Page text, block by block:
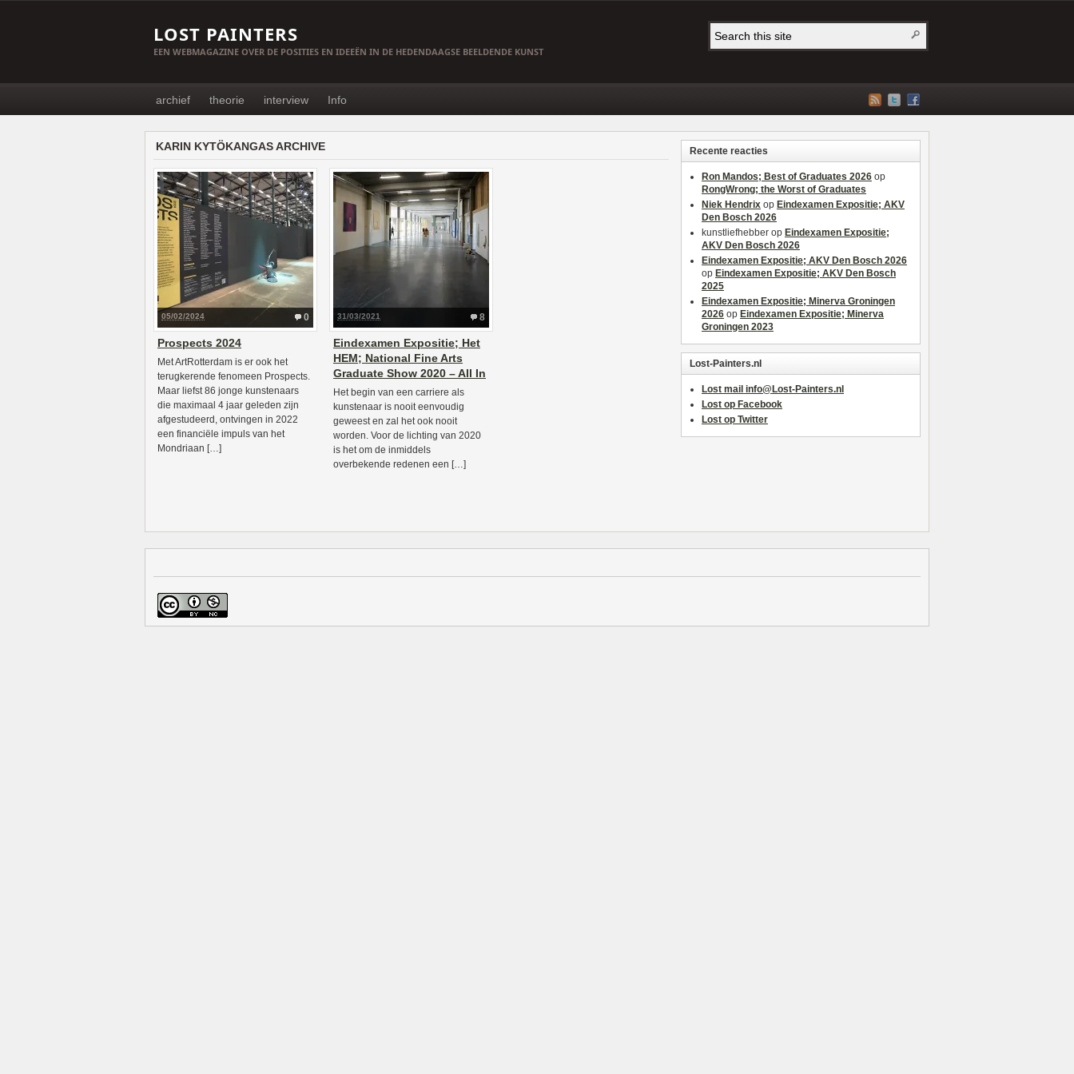
LOST PAINTERS
EEN WEBMAGAZINE OVER DE POSITIES EN IDEEËN IN DE HEDENDAAGSE BEELDENDE KUNST
archief theorie interview Info
KARIN KYTÖKANGAS ARCHIVE
0
05/02/2024
Prospects 2024
Met ArtRotterdam is er ook het
terugkerende fenomeen Prospects.
Maar liefst 86 jonge kunstenaars
die maximaal 4 jaar geleden zijn
afgestudeerd, ontvingen in 2022
een financiële impuls van het
Mondriaan […]
8
31/03/2021
Eindexamen Expositie; Het
HEM; National Fine Arts
Graduate Show 2020 – All In
Het begin van een carriere als
kunstenaar is nooit eenvoudig
geweest en zal het ook nooit
worden. Voor de lichting van 2020
is het om de inmiddels
overbekende redenen een […]
Recente reacties
Ron Mandos; Best of Graduates 2026 op
RongWrong; the Worst of Graduates
Niek Hendrix op Eindexamen Expositie; AKV
Den Bosch 2026
kunstliefhebber op Eindexamen Expositie;
AKV Den Bosch 2026
Eindexamen Expositie; AKV Den Bosch 2026
op Eindexamen Expositie; AKV Den Bosch
2025
Eindexamen Expositie; Minerva Groningen
2026 op Eindexamen Expositie; Minerva
Groningen 2023
Lost-Painters.nl
Lost mail info@Lost-Painters.nl
Lost op Facebook
Lost op Twitter